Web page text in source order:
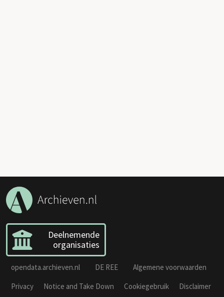
Deelnemende
organisaties
opendata.archieven.nl DE REE
Algemene voorwaarden
Privacy
Notice and Take Down Cookiegebruik
Disclaimer